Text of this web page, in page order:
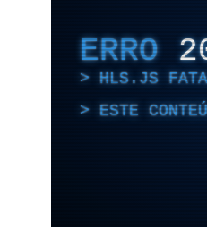
ERRO
HLS.JS
ESTE